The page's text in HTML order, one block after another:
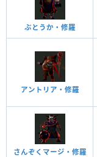
ぶとうか・修羅
アントリア・修羅
さんぞくマージ・修羅